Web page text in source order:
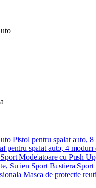
Pistol pentru spalat auto,
pentru spalat auto, 4 moduri
Modelatoare cu Push
Bustiera
Masca de protectie